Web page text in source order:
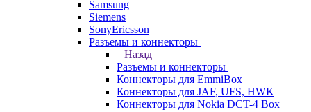
Samsung
Siemens
SonyEricsson
Разъемы и коннекторы
Назад
Разъемы и коннекторы
Коннекторы для EmmiBox
Коннекторы для JAF, UFS, HWK
Коннекторы для Nokia DCT-4 Box